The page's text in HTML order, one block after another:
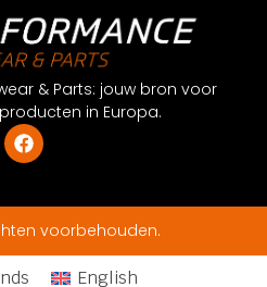
& Parts: jouw bron voor
in Europa.
voorbehouden.
English